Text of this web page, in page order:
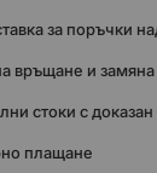
за поръчки
връщане и замяна
стоки с
плащане